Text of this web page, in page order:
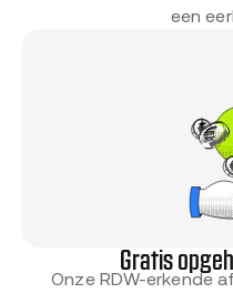
een
Gratis
Onze RDW-erkende